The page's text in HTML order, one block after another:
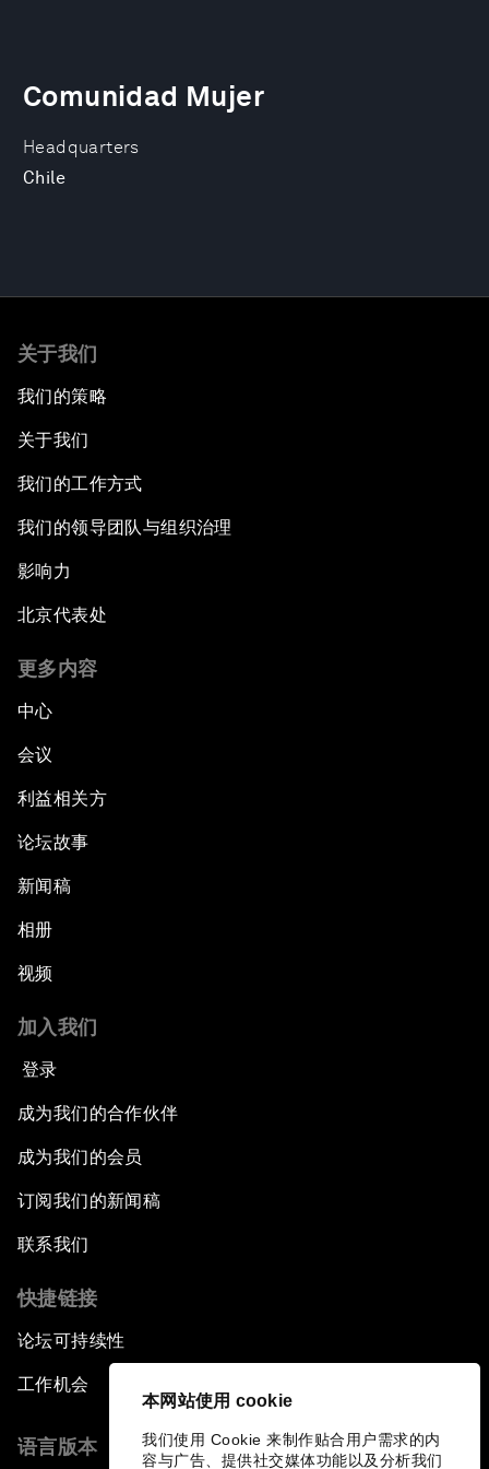
本网站使用 cookie
我们使用 Cookie 来制作贴合用户需求的内
容与广告、提供社交媒体功能以及分析我们
Headquarters
Chile
Comunidad Mujer
关于我们
我们的策略
关于我们
我们的工作方式
我们的领导团队与组织治理
影响力
北京代表处
更多内容
中心
会议
利益相关方
论坛故事
新闻稿
相册
视频
加入我们
登录
成为我们的合作伙伴
成为我们的会员
订阅我们的新闻稿
联系我们
快捷链接
论坛可持续性
工作机会
语言版本